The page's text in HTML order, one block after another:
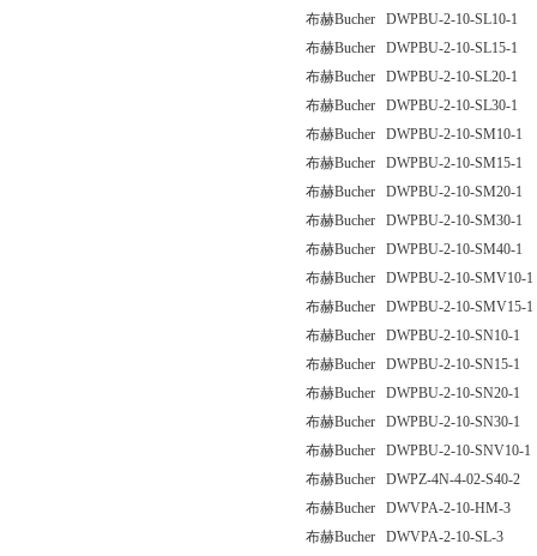
布赫Bucher DWPBU-2-10-SL10-1
布赫Bucher DWPBU-2-10-SL15-1
布赫Bucher DWPBU-2-10-SL20-1
布赫Bucher DWPBU-2-10-SL30-1
布赫Bucher DWPBU-2-10-SM10-1
布赫Bucher DWPBU-2-10-SM15-1
布赫Bucher DWPBU-2-10-SM20-1
布赫Bucher DWPBU-2-10-SM30-1
布赫Bucher DWPBU-2-10-SM40-1
布赫Bucher DWPBU-2-10-SMV10-1
布赫Bucher DWPBU-2-10-SMV15-1
布赫Bucher DWPBU-2-10-SN10-1
布赫Bucher DWPBU-2-10-SN15-1
布赫Bucher DWPBU-2-10-SN20-1
布赫Bucher DWPBU-2-10-SN30-1
布赫Bucher DWPBU-2-10-SNV10-1
布赫Bucher DWPZ-4N-4-02-S40-2
布赫Bucher DWVPA-2-10-HM-3
布赫Bucher DWVPA-2-10-SL-3